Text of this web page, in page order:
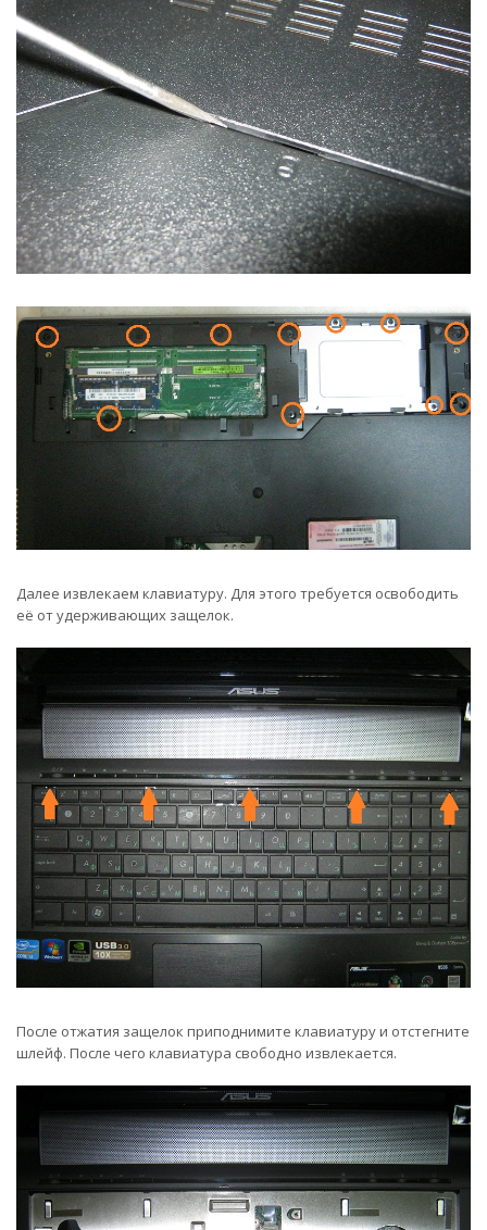
Далее извлекаем клавиатуру. Для этого требуется освободить
её от удерживающих защелок.
После отжатия защелок приподнимите клавиатуру и отстегните
шлейф. После чего клавиатура свободно извлекается.